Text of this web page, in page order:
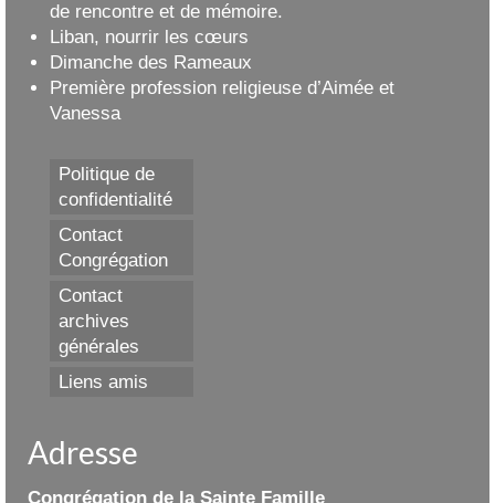
de rencontre et de mémoire.
Liban, nourrir les cœurs
Dimanche des Rameaux
Première profession religieuse d’Aimée et
Vanessa
Politique de
confidentialité
Contact
Congrégation
Contact
archives
générales
Liens amis
Adresse
Congrégation de la Sainte Famille